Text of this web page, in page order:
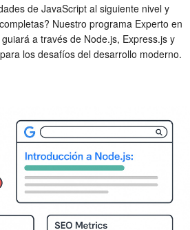
de JavaScript al siguiente nivel y
Nuestro programa Experto en
a través de Node.js, Express.js y
los desafíos del desarrollo moderno.